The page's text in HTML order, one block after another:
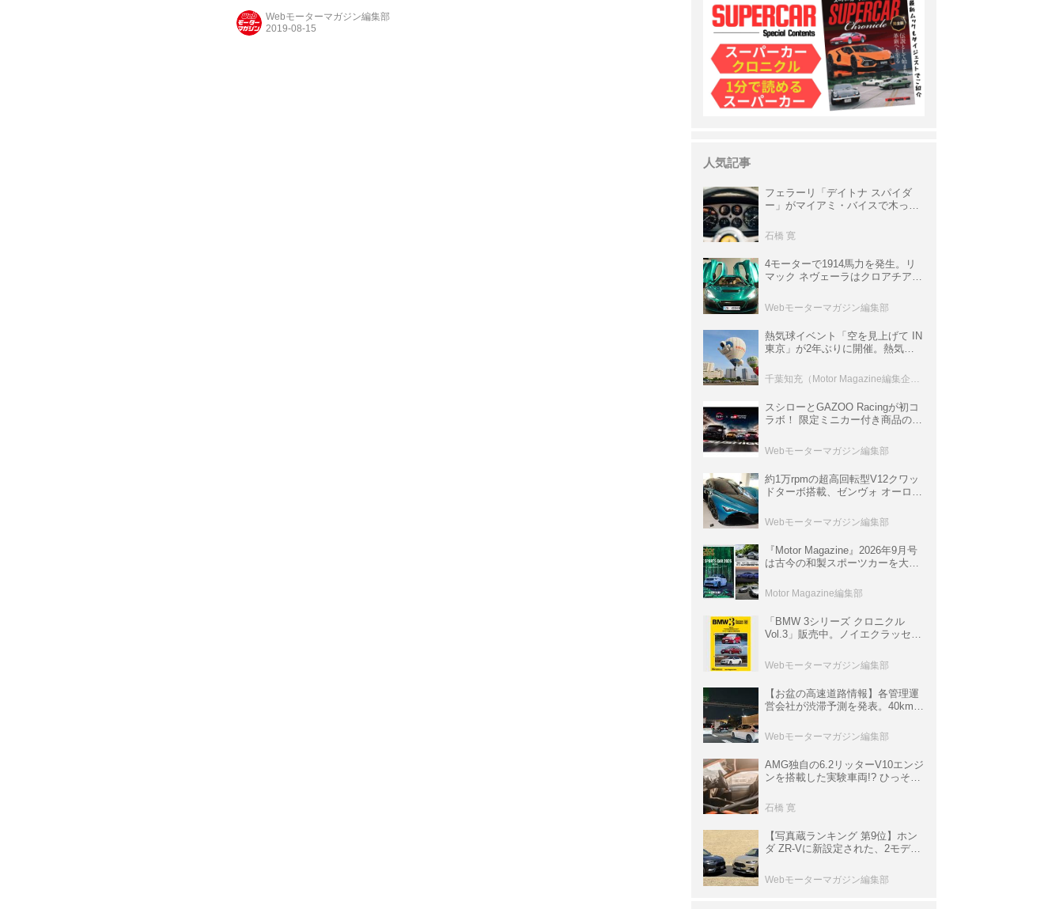
Webモーターマガジン編集部
人気記事
フェラーリ「デイトナ スパイダ
ー」がマイアミ・バイスで木っ端
サ」に化けた理由
石橋 寛
4モーターで1914馬力を発生。リ
マック ネヴェーラはクロアチア発
ロニクル・完全版／115】
Webモーターマガジン編集部
熱気球イベント「空を見上げて IN
東京」が2年ぶりに開催。熱気球
室などのコンテンツも
千葉知充（Motor Magazine編集企画室）
スシローとGAZOO Racingが初コ
ラボ！ 限定ミニカー付き商品の
ト体験があたる抽選企画などを展
開
Webモーターマガジン編集部
約1万rpmの超高回転型V12クワッ
ドターボ搭載、ゼンヴォ オーロラ
イパーカー【スーパーカークロニ
クル・完全版／116】
Webモーターマガジン編集部
『Motor Magazine』2026年9月号
は古今の和製スポーツカーを大特
情報も満載
Motor Magazine編集部
「BMW 3シリーズ クロニクル
Vol.3」販売中。ノイエクラッセか
ムック
Webモーターマガジン編集部
【お盆の高速道路情報】各管理運
営会社が渋滞予測を発表。40km以
数ある
Webモーターマガジン編集部
AMG独自の6.2リッターV10エンジ
ンを搭載した実験車両!? ひっそり
P900 プロトタイプ」とは
石橋 寛
【写真蔵ランキング 第9位】ホン
ダ ZR-Vに新設定された、2モデル
グ」と「ブラックスタイル」
Webモーターマガジン編集部